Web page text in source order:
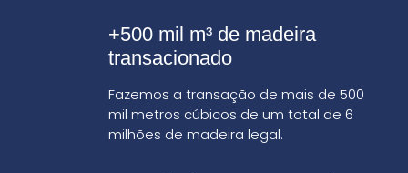
+500 mil m³ de madeira
transacionado
Fazemos a transação de mais de 500
mil metros cúbicos de um total de 6
milhões de madeira legal.